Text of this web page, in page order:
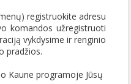
registruokite adresu
komandos užregistruoti
vykdysime ir renginio
pradžios.
Kaune programoje Jūsų